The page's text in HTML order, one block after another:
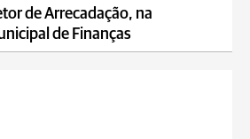
de Arrecadação, na
de Finanças